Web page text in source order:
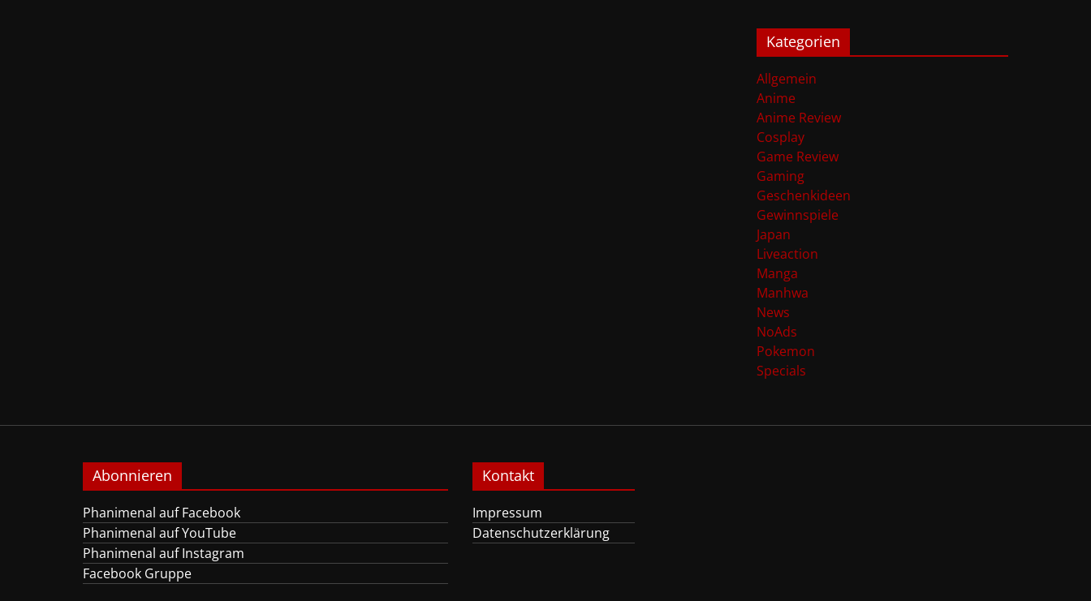
Kategorien
Allgemein
Anime
Anime Review
Cosplay
Game Review
Gaming
Geschenkideen
Gewinnspiele
Japan
Liveaction
Manga
Manhwa
News
NoAds
Pokemon
Specials
Abonnieren
Phanimenal auf Facebook
Phanimenal auf YouTube
Phanimenal auf Instagram
Facebook Gruppe
Kontakt
Impressum
Datenschutzerklärung